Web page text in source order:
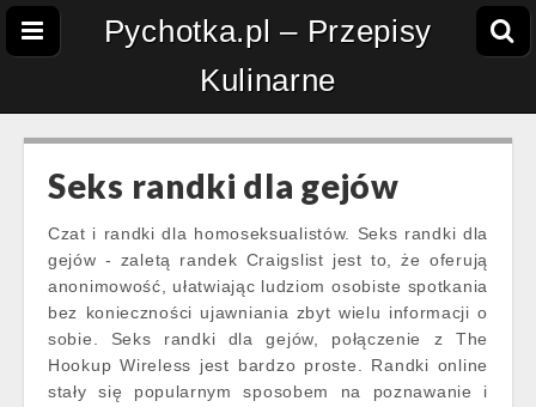
Pychotka.pl – Przepisy
Kulinarne
Seks randki dla gejów
Czat i randki dla homoseksualistów. Seks randki dla
gejów - zaletą randek Craigslist jest to, że oferują
anonimowość, ułatwiając ludziom osobiste spotkania
bez konieczności ujawniania zbyt wielu informacji o
sobie. Seks randki dla gejów, połączenie z The
Hookup Wireless jest bardzo proste. Randki online
stały się popularnym sposobem na poznawanie i